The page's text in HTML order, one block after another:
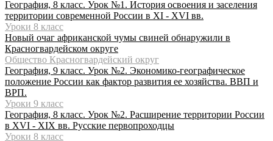
География, 8 класс. Урок №1. История освоения и заселения
территории современной России в XI - XVI вв.
Уроки 8 класс
Новый очаг африканской чумы свиней обнаружили в
Красногвардейском округе
Общество Красногвардейский округ
География, 9 класс. Урок №2. Экономико-географическое
положение России как фактор развития ее хозяйства. ВВП и
ВРП.
Уроки 9 класс
География, 8 класс. Урок №2. Расширение территории России
в XVI - XIX вв. Русские первопроходцы
Уроки 8 класс